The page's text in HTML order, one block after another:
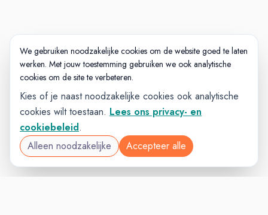
We gebruiken noodzakelijke cookies om de website goed te laten
werken. Met jouw toestemming gebruiken we ook analytische
cookies om de site te verbeteren.
Kies of je naast noodzakelijke cookies ook analytische
cookies wilt toestaan. Lees ons privacy- en
cookiebeleid.
Alleen noodzakelijke
Accepteer alle